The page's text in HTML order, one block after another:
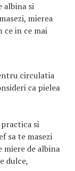
albina si
mierea
ce in ce mai
circulatia
ca pielea
si
sa te masezi
miere de albina
dulce,